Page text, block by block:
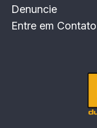
Denuncie
Entre em Contato